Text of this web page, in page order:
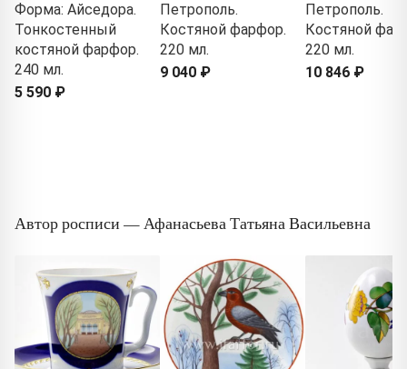
Форма: Айседора.
Тонкостенный
костяной фарфор.
240 мл.
5 590 ₽
Петрополь.
Костяной фарфор.
220 мл.
9 040 ₽
Петрополь.
Костяной
220 мл.
10 846 ₽
Автор росписи — Афанасьева Татьяна Васильевна